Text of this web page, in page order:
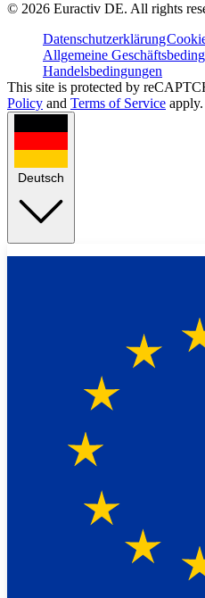
© 2026 Euractiv DE. All rights
Datenschutzerklärung
Allgemeine
Handelsbedingungen
This site is protected by
Policy and Terms of Service apply.
Deutsch